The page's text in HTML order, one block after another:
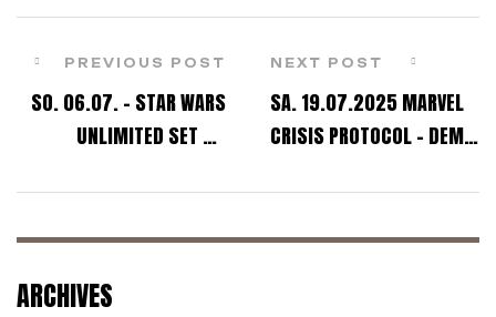
PREVIOUS POST
SO. 06.07. – STAR WARS
UNLIMITED SET 5 –
NEXT POST
SA. 19.07.2025 MARVEL
CRISIS PROTOCOL – DEMO
ARCHIVES